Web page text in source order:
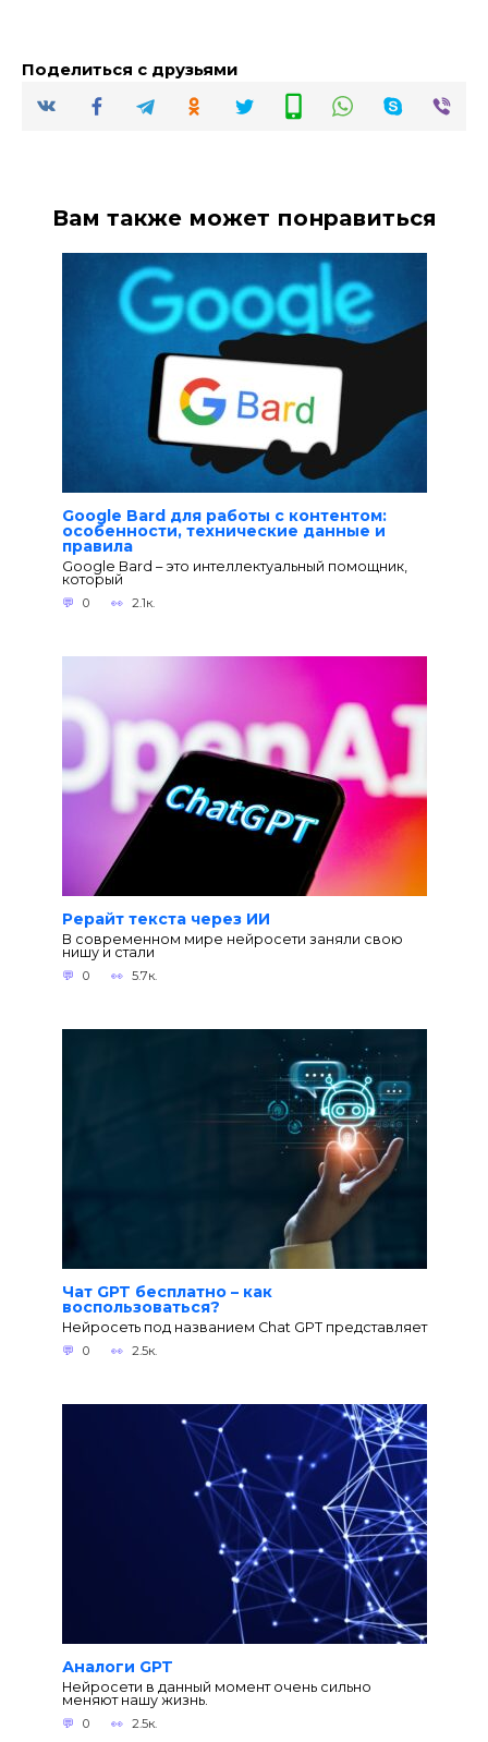
Поделиться с друзьями
Вам также может понравиться
Google Bard для работы с контентом:
особенности, технические данные и
правила
Google Bard – это интеллектуальный помощник,
который
0 2.1к.
Рерайт текста через ИИ
В современном мире нейросети заняли свою
нишу и стали
0 5.7к.
Чат GPT бесплатно – как
воспользоваться?
Нейросеть под названием Chat GPT представляет
0 2.5к.
Аналоги GPT
Нейросети в данный момент очень сильно
меняют нашу жизнь.
0 2.5к.